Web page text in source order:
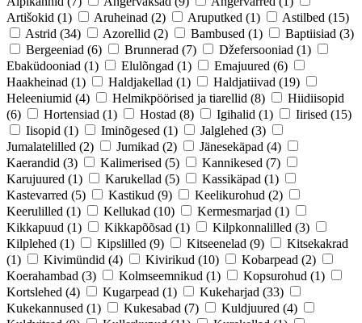
Artišokid (1) Aruheinad (2) Aruputked (1) Astilbed (15)
Astrid (34) Azorellid (2) Bambused (1) Baptiisiad (3)
Bergeeniad (6) Brunnerad (7) Džefersooniad (1)
Ebaküdooniad (1) Elulõngad (1) Emajuured (6)
Haakheinad (1) Haldjakellad (1) Haldjatiivad (19)
Heleeniumid (4) Helmikpöörised ja tiarellid (8)
Hiidiisopid
(6)
Hortensiad (1) Hostad (8) Igihalid (1) Iirised (15)
Iisopid (1) Iminõgesed (1) Jalglehed (3)
Jumalatelilled (2) Jumikad (2) Jänesekäpad (4)
Kaerandid (3) Kalimerised (5) Kannikesed (7)
Karujuured (1) Karukellad (5) Kassikäpad (1)
Kastevarred (5) Kastikud (9) Keelikurohud (2)
Keerulilled (1) Kellukad (10) Kermesmarjad (1)
Kikkapuud (1) Kikkapõõsad (1) Kilpkonnalilled (3)
Kilplehed (1) Kipslilled (9) Kitseenelad (9)
Kitsekakrad
(1)
Kivimündid (4) Kivirikud (10) Kobarpead (2)
Koerahambad (3) Kolmseemnikud (1) Kopsurohud (1)
Kortslehed (4) Kugarpead (1) Kukeharjad (33)
Kukekannused (1) Kukesabad (7) Kuldjuured (4)